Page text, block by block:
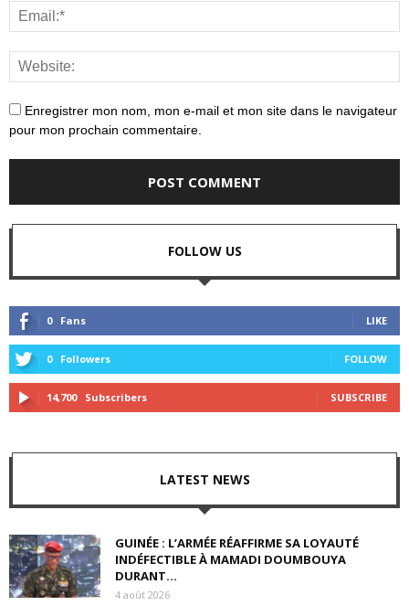
Enregistrer mon nom, mon e-mail et mon site dans le navigateur
pour mon prochain commentaire.
FOLLOW US
0 Fans LIKE
0 Followers FOLLOW
14,700 Subscribers SUBSCRIBE
LATEST NEWS
GUINÉE : L’ARMÉE RÉAFFIRME SA LOYAUTÉ
INDÉFECTIBLE À MAMADI DOUMBOUYA
DURANT...
4 août 2026